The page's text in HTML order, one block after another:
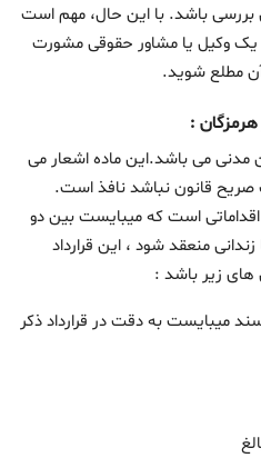
بررسی باشد. با این حال، مهم است
یک وکیل یا مشاور حقوقی مشورت
مطلع شوید.
هرمزگان :
در راستای ماده ۱۰ قانون مدنی می باشد.این ماده اشعار می
صریح قانون نباشد نافذ است.
اقداماتی است که میبایست بین دو
زندانی منعقد شود ، این قرارداد
زیر باشد :
میبایست به دقت در قرارداد ذکر